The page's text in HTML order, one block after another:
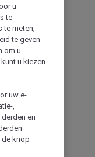
u
te
te meten;
te geven
om u
u kiezen
uw e-
,
en
de knop